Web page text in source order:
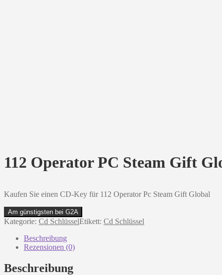
112 Operator PC Steam Gift
Kaufen Sie einen CD-Key für 112 Operator Pc Steam Gift Global
Am günstigsten bei G2A
Kategorie: Cd SchlüsselEtikett: Cd Schlüssel
Beschreibung
Rezensionen (0)
Beschreibung